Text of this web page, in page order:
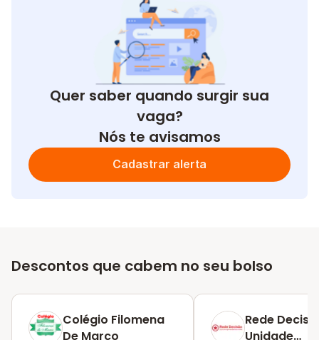
Quer saber quando surgir sua
vaga?
Nós te avisamos
Cadastrar alerta
Descontos que cabem no seu bolso
Colégio Filomena
De Marco
Rede
Unidade